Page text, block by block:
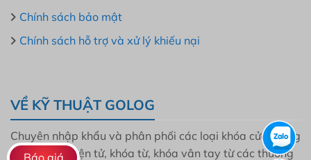
Chính sách bảo mật
Chính sách hỗ trợ và xử lý khiếu nại
VỀ KỸ THUẬT GOLOG
Chuyên nhập khẩu và phân phối các loại khóa cửa thông
minh, khóa điện tử, khóa từ, khóa vân tay từ các thương
Báo giá